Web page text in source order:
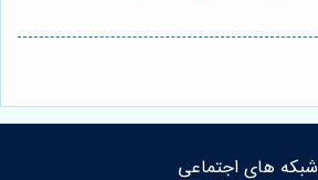
شبکه های اجتماعی